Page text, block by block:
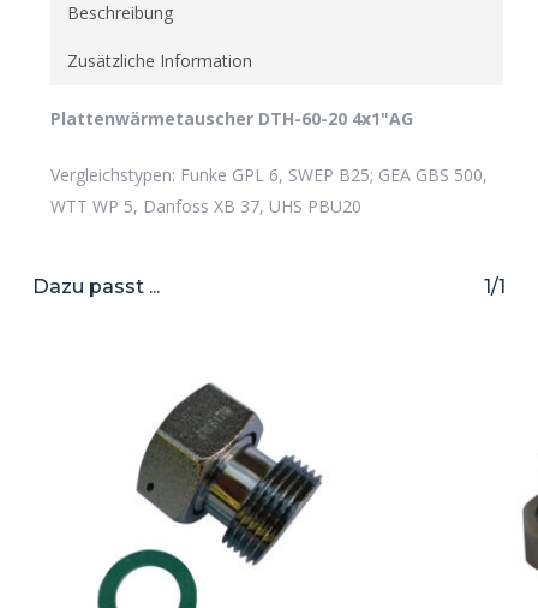
Beschreibung
Zusätzliche Information
Plattenwärmetauscher DTH-60-20 4x1"AG
Vergleichstypen: Funke GPL 6, SWEP B25; GEA GBS 500,
WTT WP 5, Danfoss XB 37, UHS PBU20
Dazu passt ... 1/1